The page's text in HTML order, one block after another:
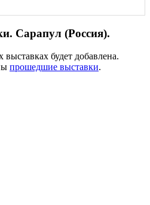
Сарапул (Россия).
будет добавлена.
прошедшие выставки.